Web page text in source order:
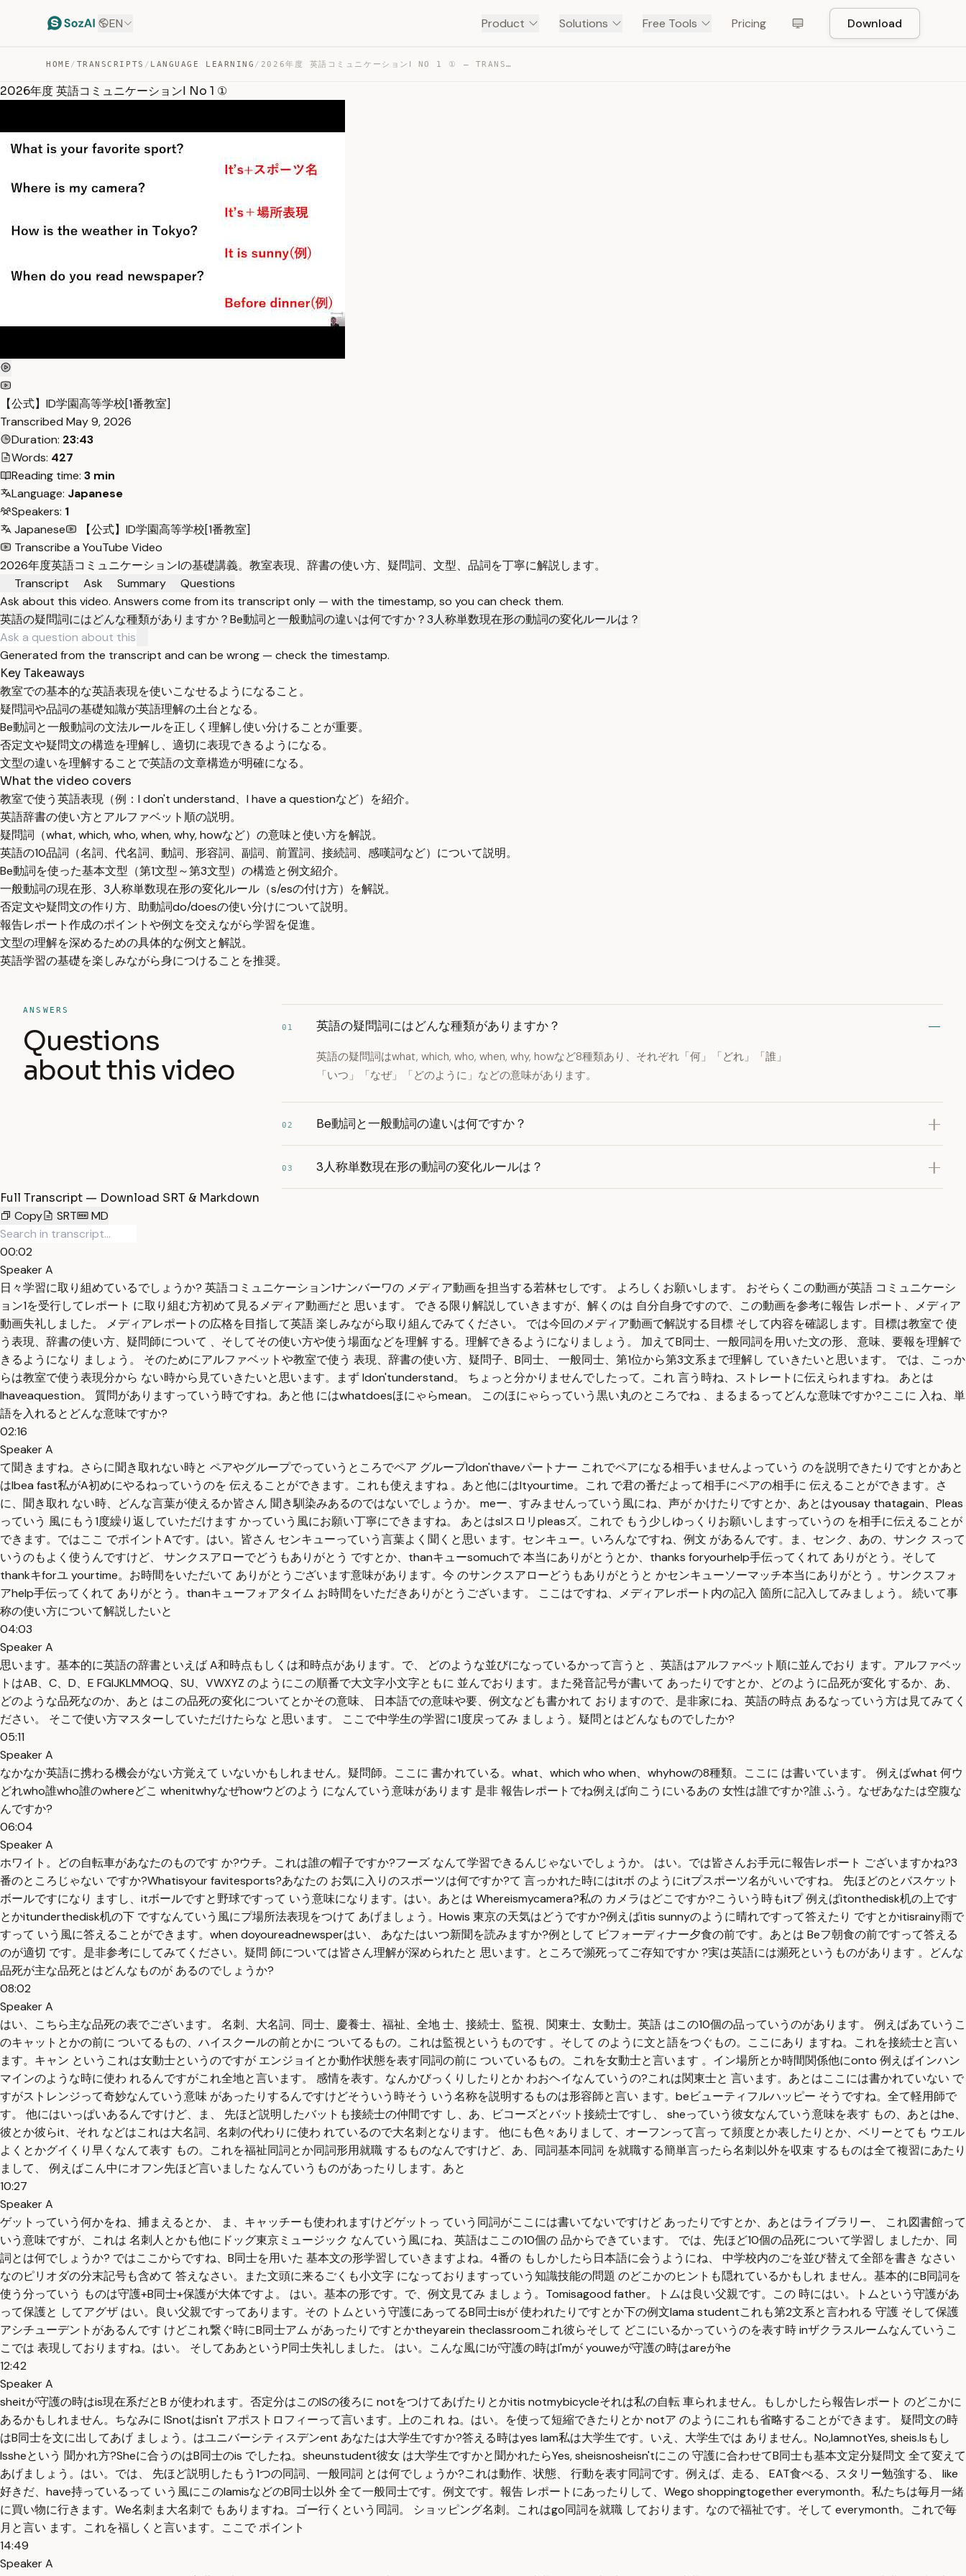
EN Product Solutions Free Tools Pricing Download
HOME / TRANSCRIPTS / LANGUAGE LEARNING / 2026年度 英語コミュニケーションⅠ NO 1 ① — TRANSCRIPT
2026年度 英語コミュニケーションⅠ No 1 ①
【公式】ID学園高等学校[1番教室]
Transcribed May 9, 2026
Duration: 23:43
Words: 427
Reading time: 3 min
Language: Japanese
Speakers: 1
Japanese
【公式】ID学園高等学校[1番教室]
Transcribe a YouTube Video
2026年度英語コミュニケーションⅠの基礎講義。教室表現、辞書の使い方、疑問詞、文型、品詞を丁寧に解説します。
Transcript
Ask Summary
Questions
Ask about this video. Answers come from its transcript only — with the timestamp, so you can check them.
英語の疑問詞にはどんな種類がありますか？Be動詞と一般動詞の違いは何ですか？3人称単数現在形の動詞の変化ルールは？
Generated from the transcript and can be wrong — check the timestamp.
Key Takeaways
教室での基本的な英語表現を使いこなせるようになること。
疑問詞や品詞の基礎知識が英語理解の土台となる。
Be動詞と一般動詞の文法ルールを正しく理解し使い分けることが重要。
否定文や疑問文の構造を理解し、適切に表現できるようになる。
文型の違いを理解することで英語の文章構造が明確になる。
What the video covers
教室で使う英語表現（例：I don't understand、I have a questionなど）を紹介。
英語辞書の使い方とアルファベット順の説明。
疑問詞（what, which, who, when, why, howなど）の意味と使い方を解説。
英語の10品詞（名詞、代名詞、動詞、形容詞、副詞、前置詞、接続詞、感嘆詞など）について説明。
Be動詞を使った基本文型（第1文型～第3文型）の構造と例文紹介。
一般動詞の現在形、3人称単数現在形の変化ルール（s/esの付け方）を解説。
否定文や疑問文の作り方、助動詞do/doesの使い分けについて説明。
報告レポート作成のポイントや例文を交えながら学習を促進。
文型の理解を深めるための具体的な例文と解説。
英語学習の基礎を楽しみながら身につけることを推奨。
ANSWERS
Questions
about this video
01 英語の疑問詞にはどんな種類がありますか？
英語の疑問詞はwhat, which, who, when, why, howなど8種類あり、それぞれ「何」「どれ」「誰」
「いつ」「なぜ」「どのように」などの意味があります。
02 Be動詞と一般動詞の違いは何ですか？
03 3人称単数現在形の動詞の変化ルールは？
Full Transcript — Download SRT & Markdown
Copy
SRT MD
00:02
Speaker A
日々学習に取り組めているでしょうか? 英語コミュニケーション1ナンバーワの メディア動画を担当する若林セしです。 よろしくお願いします。 おそらくこの動画が英語 コミュニケーシ
ョン1を受行してレポート に取り組む方初めて見るメディア動画だと 思います。 できる限り解説していきますが、解くのは 自分自身ですので、この動画を参考に報告 レポート、メディア
動画失礼しました。 メディアレポートの広格を目指して英語 楽しみながら取り組んでみてください。 では今回のメディア動画で解説する目標 そして内容を確認します。目標は教室で 使
う表現、辞書の使い方、疑問師について 、そしてその使い方や使う場面などを理解 する。理解できるようになりましょう。 加えてB同士、一般同詞を用いた文の形、 意味、要報を理解で
きるようになり ましょう。 そのためにアルファベットや教室で使う 表現、辞書の使い方、疑問子、B同士、 一般同士、第1位から第3文系まで理解し ていきたいと思います。 では、こっか
らは教室で使う表現分から ない時から見ていきたいと思います。まず Idon'tunderstand。 ちょっと分かりませんでしたって。これ 言う時ね、ストレートに伝えられますね。 あとは
Ihaveaquestion。 質問がありますっていう時ですね。あと他 にはwhatdoesほにゃらmean。 このほにゃらっていう黒い丸のところでね 、まるまるってどんな意味ですか?ここに 入ね、単
語を入れるとどんな意味ですか?
02:16
Speaker A
て聞きますね。さらに聞き取れない時と ペアやグループでっていうところでペア グループIdon'thaveパートナー これでペアになる相手いませんよっていう のを説明できたりですとかあと
はIbea fast私がA初めにやるねっていうのを 伝えることができます。これも使えますね 。あと他にはItyourtime。これ で君の番だよって相手にペアの相手に 伝えることができます。さ
に、聞き取れ ない時、どんな言葉が使えるか皆さん 聞き馴染みあるのではないでしょうか。 meー、すみませんっていう風にね、声が かけたりですとか、あとはyousay thatagain、Pleas
っていう 風にもう1度繰り返していただけます かっていう風にお願い丁寧にできますね。 あとはslスロリpleasズ。これで もう少しゆっくりお願いしますっていうの を相手に伝えることが
できます。ではここ でポイントAです。はい。皆さん センキューっていう言葉よく聞くと思い ます。センキュー。いろんなですね、例文 があるんです。ま、センク、あの、サンク スって
いうのもよく使うんですけど、 サンクスアローでどうもありがとう ですとか、thanキューsomuchで 本当にありがとうとか、thanks foryourhelp手伝ってくれて ありがとう。そして
thankキforユ yourtime。お時間をいただいて ありがとうございます意味があります。今 のサンクスアローどうもありがとうと かセンキューソーマッチ本当にありがとう 。サンクスフォ
アhelp手伝ってくれて ありがとう。thanキューフォアタイム お時間をいただきありがとうございます。 ここはですね、メディアレポート内の記入 箇所に記入してみましょう。 続いて事
称の使い方について解説したいと
04:03
Speaker A
思います。基本的に英語の辞書といえば A和時点もしくは和時点があります。で、 どのような並びになっているかって言うと 、英語はアルファベット順に並んでおり ます。アルファベッ
トはAB、C、D、E FGIJKLMMOQ、SU、VWXYZ のようにこの順番で大文字小文字ともに 並んでおります。また発音記号が書いて あったりですとか、どのように品死が変化 するか、あ、
どのような品死なのか、あと はこの品死の変化についてとかその意味、 日本語での意味や要、例文なども書かれて おりますので、是非家にね、英語の時点 あるなっていう方は見てみてく
ださい。 そこで使い方マスターしていただけたらな と思います。 ここで中学生の学習に1度戻ってみ ましょう。疑問とはどんなものでしたか?
05:11
Speaker A
なかなか英語に携わる機会がない方覚えて いないかもしれません。疑問師。ここに 書かれている。what、which who when、whyhowの8種類。ここに は書いています。 例えばwhat 何ウ
どれwho誰who誰のwhereどこ whenitwhyなぜhowウどのよう になんていう意味があります 是非 報告レポートでね例えば向こうにいるあの 女性は誰ですか?誰 ふう。なぜあなたは空腹な
んですか?
06:04
Speaker A
ホワイト。どの自転車があなたのものです か?ウチ。これは誰の帽子ですか?フーズ なんて学習できるんじゃないでしょうか。 はい。では皆さんお手元に報告レポート ございますかね?3
番のところじゃない ですか?Whatisyour favitesports?あなたの お気に入りのスポーツは何ですか?て 言っかれた時にはitボ のようにitプスポーツ名がいいですね。 先ほどのとバスケット
ボールですになり ますし、itボールですと野球ですって いう意味になります。はい。あとは Whereismycamera?私の カメラはどこですか?こういう時もitプ 例えばitonthedisk机の上です
とかitunderthedisk机の下 ですなんていう風にプ場所法表現をつけて あげましょう。Howis 東京の天気はどうですか?例えばitis sunnyのように晴れですって答えたり ですとかitisrainy雨で
すって いう風に答えることができます。when doyoureadnewsperはい、 あなたはいつ新聞を読みますか?例として ビフォーディナー夕食の前です。あとは Beフ朝食の前ですって答える
のが適切 です。是非参考にしてみてください。疑問 師については皆さん理解が深められたと 思います。ところで瀕死ってご存知ですか ?実は英語には瀕死というものがあります 。どんな
品死が主な品死とはどんなものが あるのでしょうか?
08:02
Speaker A
はい、こちら主な品死の表でございます。 名刺、大名詞、同士、慶養士、福祉、全地 士、接続士、監視、関東士、女動士。英語 はこの10個の品っていうのがあります。 例えばあていうこ
のキャットとかの前に ついてるもの、ハイスクールの前とかに ついてるもの。これは監視というものです 。そして のように文と語をつぐもの。ここにあり ますね。これを接続士と言い
ます。キャン というこれは女動士というのですが エンジョイとか動作状態を表す同詞の前に ついているもの。これを女動士と言います 。イン場所とか時間関係他にonto 例えばインハン
マインのような時に使わ れるんですがこれ全地と言います。 感情を表す。なんかびっくりしたりとか わおヘイなんていうの?これは関東士と 言います。あとはここには書かれていない で
すがストレンジって奇妙なんていう意味 があったりするんですけどそういう時そう いう名称を説明するものは形容師と言い ます。beビューティフルハッピー そうですね。全て軽用師で
す。 他にはいっぱいあるんですけど、ま、 先ほど説明したバットも接続士の仲間です し、あ、ビコーズとバット接続士ですし、 sheっていう彼女なんていう意味を表す もの、あとはhe、
彼とか彼らit、それ などはこれは大名詞、名刺の代わりに使わ れているので大名刺となります。 他にも色々ありまして、オーフンって言っ て頻度とか表したりとか、ベリーとても ウエル
よくとかグイくり早くなんて表す もの。これを福祉同詞とか同詞形用就職 するものなんですけど、あ、同詞基本同詞 を就職する簡単言ったら名刺以外を収束 するものは全て複習にあたり
まして、 例えばこん中にオフン先ほど言いました なんていうものがあったりします。あと
10:27
Speaker A
ゲットっていう何かをね、捕まえるとか、 ま、キャッチーも使われますけどゲットっ ていう同詞がここには書いてないですけど あったりですとか、あとはライブラリー、 これ図書館って
いう意味ですが、これは 名刺人とかも他にドッグ東京ミュージック なんていう風にね、英語はここの10個の 品からできています。 では、先ほど10個の品死について学習し ましたか、同
詞とは何でしょうか? ではここからですね、B同士を用いた 基本文の形学習していきますよね。4番の もしかしたら日本語に会うようにね、 中学校内のごを並び替えて全部を書き なさい
なのピリオダの分末記号も含めて 答えなさい。また文頭に来るごくも小文字 になっておりますっていう知識技能の問題 のどこかのヒントも隠れているかもしれ ません。基本的にB同詞を
使う分っていう ものは守護+B同士+保護が大体ですよ。 はい。基本の形です。で、例文見てみ ましょう。Tomisagood father。トムは良い父親です。この 時にはい。トムという守護があ
って保護と してアグザ はい。良い父親ですってあります。その トムという守護にあってるB同士isが 使われたりですとか下の例文Iama studentこれも第2文系と言われる 守護 そして保護
アシチューデントがあるんです けどこれ繋ぐ時にB同士アム があったりですとかtheyarein theclassroomこれ彼らそして どこにいるかっていうのを表す時 inザクラスルームなんていうこ
こでは 表現しておりますね。はい。 そしてああというP同士失礼しました。 はい。こんな風にIが守護の時はI'mが youweが守護の時はareがhe
12:42
Speaker A
sheitが守護の時はis現在系だとB が使われます。否定分はこのISの後ろに notをつけてあげたりとかitis notmybicycleそれは私の自転 車られません。もしかしたら報告レポート のどこかに
あるかもしれません。ちなみに ISnotはisn't アポストロフィーって言います。上のこれ ね。はい。を使って短縮できたりとか notア のようにこれも省略することができます。 疑問文の時
はB同士を文に出してあげ ましょう。はユニバーシティスデンent あなたは大学生ですか?答える時はyes Iam私は大学生です。いえ、大学生では ありません。No,IamnotYes, sheis.Isもし
Issheという 聞かれ方?Sheに合うのはB同士のis でしたね。sheunstudent彼女 は大学生ですかと聞かれたらYes, sheisnosheisn'tにこの 守護に合わせてB同士も基本文定分疑問文 全て変えて
あげましょう。はい。では、 先ほど説明したもう1つの同詞、一般同詞 とは何でしょうか?これは動作、状態、 行動を表す同詞です。例えば、走る、 EAT食べる、スタリー勉強する、 like
好きだ、have持っているって いう風にこのIamisなどのB同士以外 全て一般同士です。例文です。報告 レポートにあったりして、Wego shoppingtogether everymonth。私たちは毎月一緒
に買い物に行きます。We名刺ま大名刺で もありますね。ゴー行くという同詞。 ショッピング名刺。これはgo同詞を就職 しております。なので福祉です。そして everymonth。これで毎
月と言い ます。これを福しくと言います。ここで ポイント
14:49
Speaker A